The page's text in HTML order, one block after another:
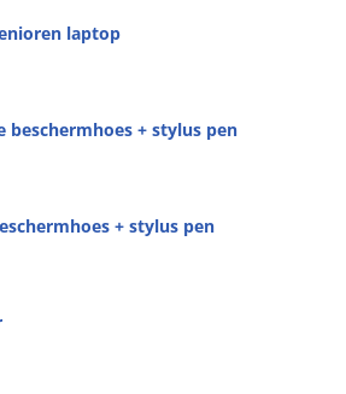
laptop
beschermhoes + stylus pen
+ stylus pen